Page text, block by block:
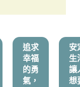
追求
幸福
的勇
氣，
安
生
讓
想